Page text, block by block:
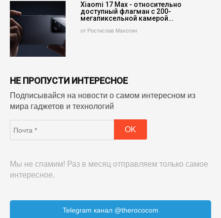
Xiaomi 17 Max - относительно
доступный флагман с 200-
мегапиксельной камерой…
от Ростислав Махотин
НЕ ПРОПУСТИ ИНТЕРЕСНОЕ
Подписывайся на новости о самом интересном из
мира гаджетов и технологий
Мы не спамим! Раз в месяц отправляем только самое
интересное.
Telegram канал @therococom